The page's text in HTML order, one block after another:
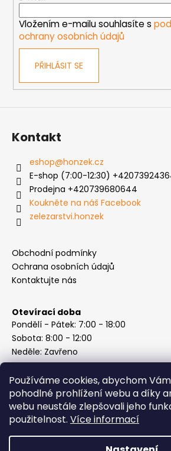
Používáme cookies, abychom
pohodlné prohlížení webu a díky
webu neustále zlepšovali jeho
použitelnost. Více informací
Vložením e-mailu souhlasíte s
ochrany osobních údajů
PŘIHLÁSIT SE
Kontakt
eshop@honzek.cz
E-shop (7:00-12:30)
Prodejna +420739680644
Koukněte na náš Facebook
zelezarstvi.honzek
Obchodní podmínky
Ochrana osobních údajů
Kontaktujte nás
Otevírací doba
Pondělí - Pátek: 7:00 - 18:00
Sobota: 8:00 - 12:00
Neděle: Zavřeno
Instagram